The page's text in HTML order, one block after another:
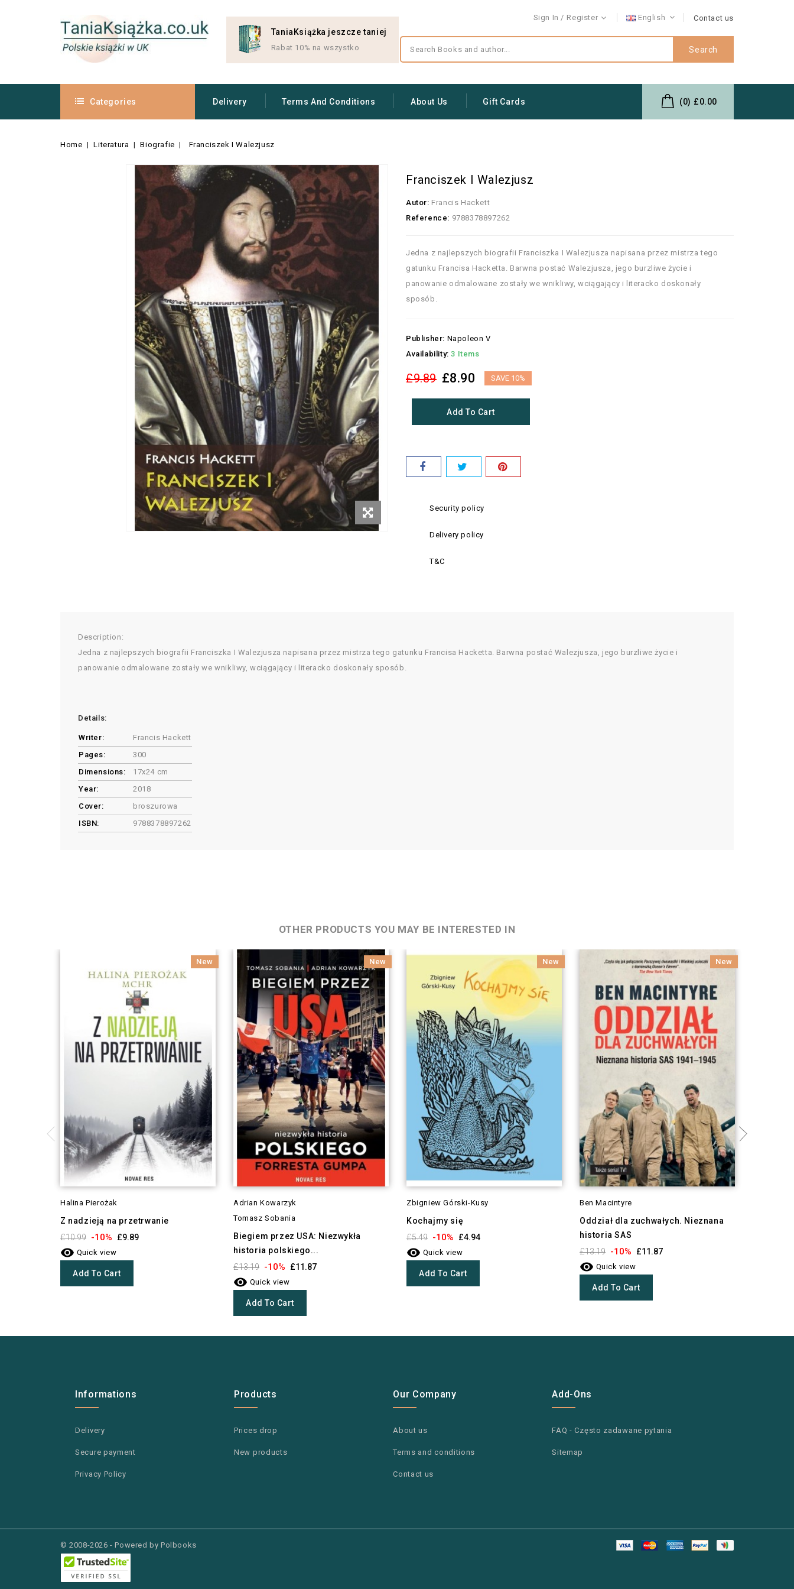
Sign In Register English Contact us
TaniaKsiążka jeszcze taniej
Rabat 10% na wszystko Search
Categories Delivery Terms And Conditions About Us Gift Cards (0) £0.00
Home Literatura Biografie Franciszek I Walezjusz
Franciszek I Walezjusz
Autor: Francis Hackett
Reference: 9788378897262
Jedna z najlepszych biografii Franciszka I Walezjusza napisana przez mistrza tego
gatunku Francisa Hacketta. Barwna postać Walezjusza, jego burzliwe życie i
panowanie odmalowane zostały we wnikliwy, wciągający i literacko doskonały
sposób.
Publisher: Napoleon V
Availability: 3 Items
£9.89 £8.90 SAVE 10%
Add To Cart
Security policy
Delivery policy
T&C
Description:
Jedna z najlepszych biografii Franciszka I Walezjusza napisana przez mistrza tego gatunku Francisa Hacketta. Barwna postać Walezjusza, jego burzliwe życie i
panowanie odmalowane zostały we wnikliwy, wciągający i literacko doskonały sposób.
Details:
Writer:
Francis Hackett
Pages:
300
Dimensions:
17x24 cm
Year:
2018
Cover:
broszurowa
ISBN:
9788378897262
OTHER PRODUCTS YOU MAY BE INTERESTED IN
New
Halina Pierożak
Z nadzieją na przetrwanie
£10.99 -10% £9.89
 Quick view
Add To Cart
New
Adrian Kowarzyk
Tomasz Sobania
Biegiem przez USA: Niezwykła
historia polskiego...
£13.19 -10% £11.87
 Quick view
Add To Cart
New
Zbigniew Górski-Kusy
Kochajmy się
£5.49 -10% £4.94
 Quick view
Add To Cart
New
Ben Macintyre
Oddział dla zuchwałych. Nieznana
historia SAS
£13.19 -10% £11.87
 Quick view
Add To Cart
Informations
Delivery
Secure payment
Privacy Policy
Products
Prices drop
New products
Our Company
About us
Terms and conditions
Contact us
Add-Ons
FAQ - Często zadawane pytania
Sitemap
© 2008-2026 - Powered by Polbooks